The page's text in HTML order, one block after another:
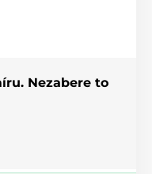
Nezabere to